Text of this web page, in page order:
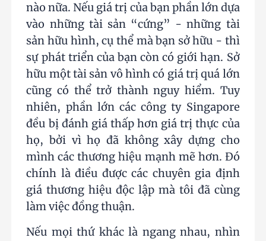
nào nữa. Nếu giá trị của bạn phần lớn dựa
vào những tài sản “cứng” - những tài
sản hữu hình, cụ thể mà bạn sở hữu - thì
sự phát triển của bạn còn có giới hạn. Sở
hữu một tài sản vô hình có giá trị quá lớn
cũng có thể trở thành nguy hiểm. Tuy
nhiên, phần lớn các công ty Singapore
đều bị đánh giá thấp hơn giá trị thực của
họ, bởi vì họ đã không xây dựng cho
mình các thương hiệu mạnh mẽ hơn. Đó
chính là điều được các chuyên gia định
giá thương hiệu độc lập mà tôi đã cùng
làm việc đồng thuận.
Nếu mọi thứ khác là ngang nhau, nhìn